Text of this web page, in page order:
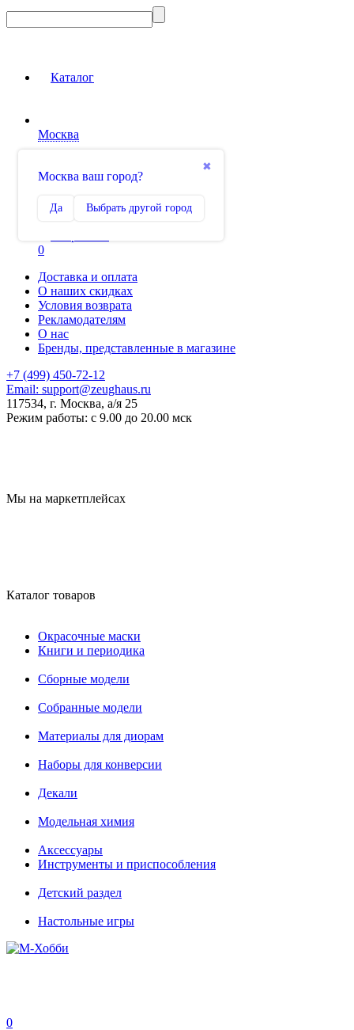
Каталог
Москва
✖
Москва ваш город?
Да Выбрать другой город
Сравнение
0
Доставка и оплата
О наших скидках
Условия возврата
Рекламодателям
О нас
Бренды, представленные в магазине
+7 (499) 450-72-12
Email: support@zeughaus.ru
117534, г. Москва, а/я 25
Режим работы: с 9.00 до 20.00 мск
Мы на маркетплейсах
Каталог товаров
Окрасочные маски
Книги и периодика
Сборные модели
Собранные модели
Материалы для диорам
Наборы для конверсии
Декали
Модельная химия
Аксессуары
Инструменты и приспособления
Детский раздел
Настольные игры
0